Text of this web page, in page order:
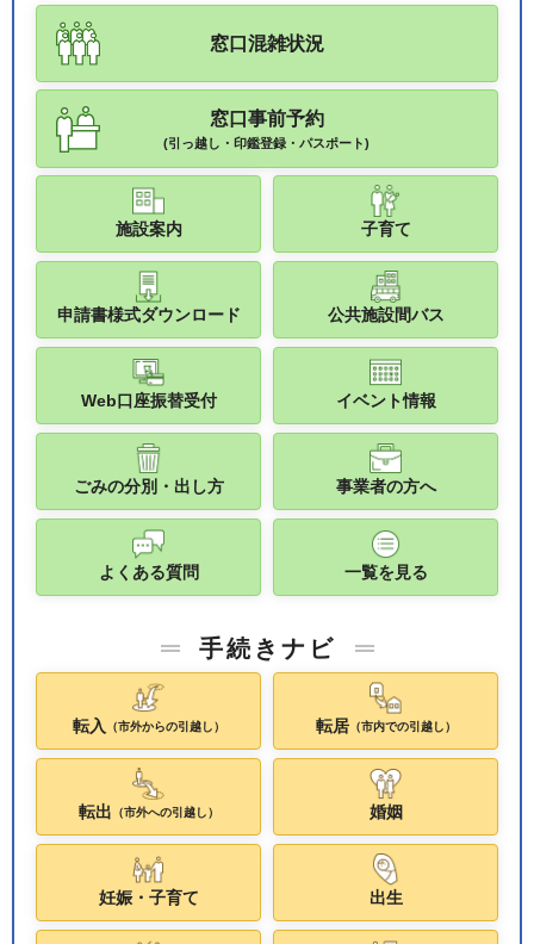
窓口混雑状況
窓口事前予約
(引っ越し・印鑑登録・パスポート)
施設案内 子育て
申請書様式ダウンロード 公共施設間バス
Web口座振替受付 イベント情報
ごみの分別・出し方 事業者の方へ
よくある質問 一覧を見る
手続きナビ
転入 （市外からの引越し） 転居（市内での引越し）
転出 （市外への引越し） 婚姻
妊娠・子育て 出生